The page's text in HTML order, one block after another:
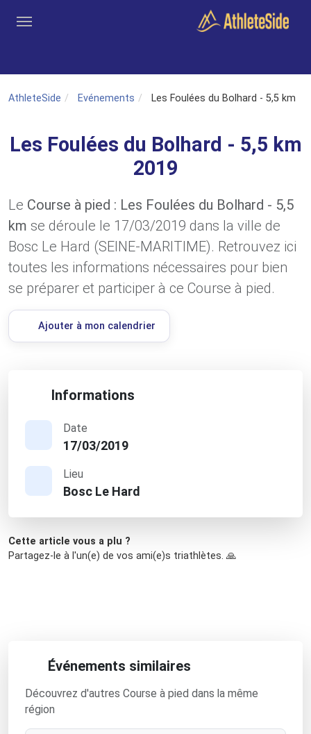
AthleteSide Evénements Les Foulées du Bolhard - 5,5 km
Les Foulées du Bolhard - 5,5 km
2019
Le Course à pied : Les Foulées du Bolhard - 5,5
km se déroule le 17/03/2019 dans la ville de
Bosc Le Hard (SEINE-MARITIME). Retrouvez ici
toutes les informations nécessaires pour bien
se préparer et participer à ce Course à pied.
Ajouter à mon calendrier
Informations
Date
17/03/2019
Lieu
Bosc Le Hard
Cette article vous a plu ?
Partagez-le à l'un(e) de vos ami(e)s triathlètes. 🙏
Événements similaires
Découvrez d'autres Course à pied dans la même
région